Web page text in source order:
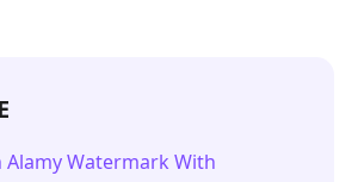
Alamy Watermark With